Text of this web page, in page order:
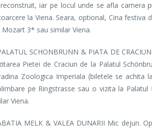
iar pe locul unde se afla
la Viena. Seara, optional, Cina
3* sau similar Viena.
SCHONBRUNN & PIATA DE
Pietei de Craciun de la Palatul
Zoologica Imperiala (biletele se
pe Ringstrasse sau o vizita la
Viena.
MELK & VALEA DUNARII Mic dejun.